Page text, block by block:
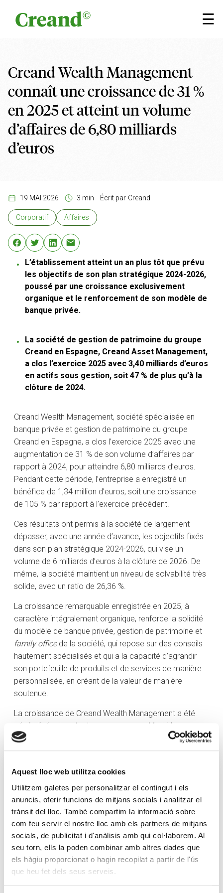
Aquest lloc web utilitza cookies
Utilitzem galetes per personalitzar el contingut i els
anuncis, oferir funcions de mitjans socials i analitzar el
trànsit del lloc. També compartim la informació sobre
com feu servir el nostre lloc amb els partners de mitjans
socials, de publicitat i d'anàlisis amb qui col·laborem. Al
seu torn, ells la poden combinar amb altres dades que
els hàgiu proporcionat o hagin recopilat a partir de l'ús
que heu fet dels seus serveis.
☰
×
Creand Wealth Management
connaît une croissance de 31 %
en 2025 et atteint un volume
d’affaires de 6,80 milliards
d’euros
19 MAI 2026 3 min Écrit par Creand
Corporatif Affaires
L’établissement atteint un an plus tôt que prévu
les objectifs de son plan stratégique 2024-2026,
poussé par une croissance exclusivement
organique et le renforcement de son modèle de
banque privée.
La société de gestion de patrimoine du groupe
Creand en Espagne, Creand Asset Management,
a clos l’exercice 2025 avec 3,40 milliards d’euros
en actifs sous gestion, soit 47 % de plus qu’à la
clôture de 2024.
Creand Wealth Management, société spécialisée en
banque privée et gestion de patrimoine du groupe
Creand en Espagne, a clos l’exercice 2025 avec une
augmentation de 31 % de son volume d’affaires par
rapport à 2024, pour atteindre 6,80 milliards d’euros.
Pendant cette période, l’entreprise a enregistré un
bénéfice de 1,34 million d’euros, soit une croissance
de 105 % par rapport à l’exercice précédent.
Ces résultats ont permis à la société de largement
dépasser, avec une année d’avance, les objectifs fixés
dans son plan stratégique 2024-2026, qui vise un
volume de 6 milliards d’euros à la clôture de 2026. De
même, la société maintient un niveau de solvabilité très
solide, avec un ratio de 26,36 %.
La croissance remarquable enregistrée en 2025, à
caractère intégralement organique, renforce la solidité
du modèle de banque privée, gestion de patrimoine et
family officede la société, qui repose sur des conseils
hautement spécialisés et qui a la capacité d’agrandir
son portefeuille de produits et de services de manière
personnalisée, en créant de la valeur de manière
soutenue.
La croissance de Creand Wealth Management a été
généralisée dans toutes ses agences. Madrid a connu
une croissance de 25 % en 2025 et Valence, de 15 %.
La Catalogne a consolidé la bonne marche de l’activité
La Seu d’Urgell (province de Lleida), ont clos l’exercice
au-delà des objectifs du plan d’activité.
Du côté des ressources humaines, Creand Wealth
Management a continué à recruter pour répondre aux
besoins des clients et atteindre l’objectif d’amélioration
continue. La société a ainsi terminé l’année 2025 avec
un total de 142 employés.
Consolidation de la société de gestion Creand